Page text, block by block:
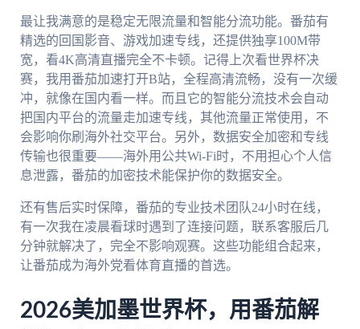
最让我满意的是稳定无限流量和智能分流功能。番茄有
精选的回国影音、游戏加速专线，还提供独享100M带
宽，看4K高清直播完全不卡顿。记得上次看世界杯决
赛，我用番茄加速打开B站，全程高清流畅，没有一次缓
冲，就像在国内看一样。而且它的智能分流技术会自动
把国内平台的流量走加速专线，其他流量正常使用，不
会影响你刷海外社交平台。另外，数据安全加密和专线
传输也很重要——海外用公共Wi-Fi时，不用担心个人信
息泄露，番茄的加密技术能保护你的数据安全。
还有售后实时保障，番茄的专业技术团队24小时在线，
有一次我在凌晨看球时遇到了连接问题，联系客服后几
分钟就解决了，完全不影响观赛。这些功能组合起来，
让番茄成为海外党看体育直播的首选。
2026美加墨世界杯，用番茄解